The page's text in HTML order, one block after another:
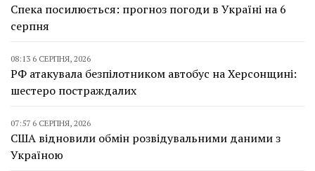
Спека посилюється: прогноз погоди в Україні на 6
серпня
08:13 6 СЕРПНЯ, 2026
РФ атакувала безпілотником автобус на Херсонщині:
шестеро постраждалих
07:57 6 СЕРПНЯ, 2026
США відновили обмін розвідувальними даними з
Україною